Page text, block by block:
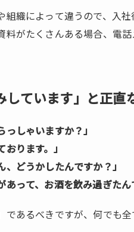
組織によって違うので、入
料がたくさんある場合、電
しています」と正直
しゃいますか？」
ります。」
どうかしたんですか？」
って、お酒を飲み過ぎたん
であるべきですが、何でも